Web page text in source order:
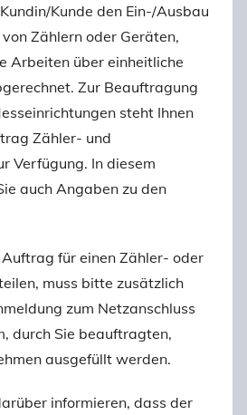
Kunde den Ein-/Ausbau
Zählern oder Geräten,
Arbeiten über einheitliche
Zur Beauftragung
steht Ihnen
Zähler- und
Verfügung. In diesem
auch Angaben zu den
für einen Zähler- oder
muss bitte zusätzlich
zum Netzanschluss
durch Sie beauftragten,
ausgefüllt werden.
informieren, dass der